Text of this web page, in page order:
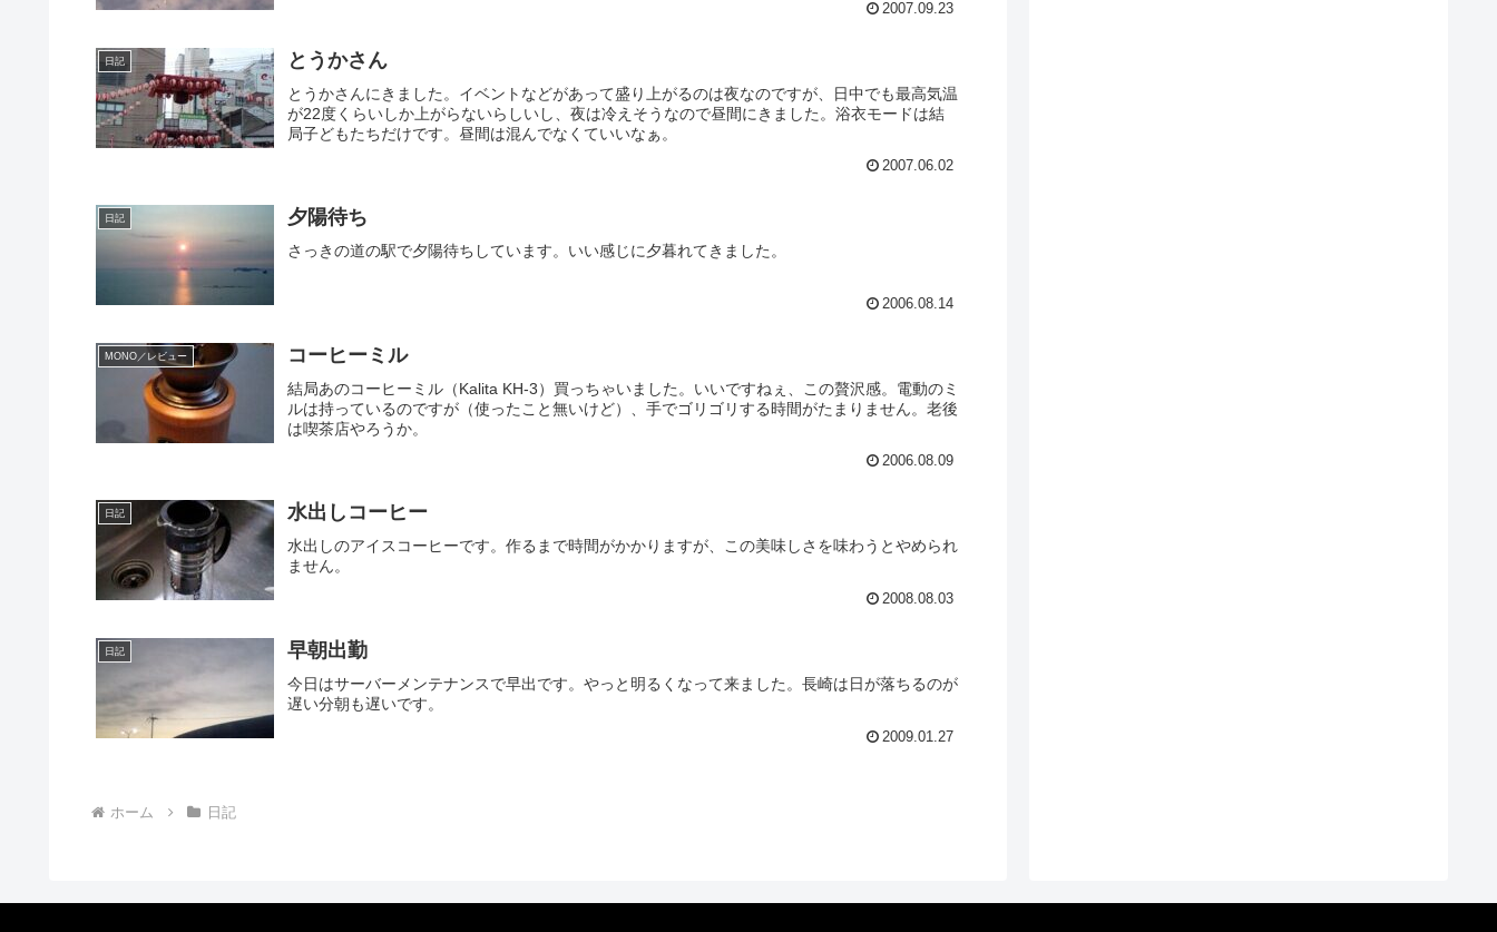
2007.09.23
日記 とうかさん
とうかさんにきました。イベントなどがあって盛り上がるのは夜なのですが、日中でも最高気温
が22度くらいしか上がらないらしいし、夜は冷えそうなので昼間にきました。浴衣モードは結
局子どもたちだけです。昼間は混んでなくていいなぁ。
2007.06.02
日記 夕陽待ち
さっきの道の駅で夕陽待ちしています。いい感じに夕暮れてきました。
2006.08.14
MONO／レビュー コーヒーミル
結局あのコーヒーミル（Kalita KH-3）買っちゃいました。いいですねぇ、この贅沢感。電動のミ
ルは持っているのですが（使ったこと無いけど）、手でゴリゴリする時間がたまりません。老後
は喫茶店やろうか。
2006.08.09
日記 水出しコーヒー
水出しのアイスコーヒーです。作るまで時間がかかりますが、この美味しさを味わうとやめられ
ません。
2008.08.03
日記 早朝出勤
今日はサーバーメンテナンスで早出です。やっと明るくなって来ました。長崎は日が落ちるのが
遅い分朝も遅いです。
2009.01.27
ホーム 日記